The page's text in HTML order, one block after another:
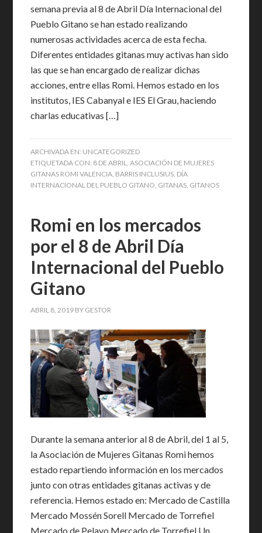
semana previa al 8 de Abril Día Internacional del
Pueblo Gitano se han estado realizando
numerosas actividades acerca de esta fecha.
Diferentes entidades gitanas muy activas han sido
las que se han encargado de realizar dichas
acciones, entre ellas Romi. Hemos estado en los
institutos, IES Cabanyal e IES El Grau, haciendo
charlas educativas […]
ARCHIVADA EN: UNCATEGORIZED
ETIQUETADA CON: 8 DE ABRIL,ASOCIACIÓN DE MUJERES
GITANAS ROMI VALENCIA, BARRIS INCLUSIUS, DÍA
INTERNACIONAL DEL PUEBLO GITANO, GITANAS, GITANOS
Romi en los mercados
por el 8 de Abril Día
Internacional del Pueblo
Gitano
ABRIL 8, 2019 BY GESTOR
Durante la semana anterior al 8 de Abril, del 1 al 5,
la Asociación de Mujeres Gitanas Romi hemos
estado repartiendo información en los mercados
junto con otras entidades gitanas activas y de
referencia. Hemos estado en: Mercado de Castilla
Mercado Mossén Sorell Mercado de Torrefiel
Mercado de Pelayo Mercado de Torrefiel Un